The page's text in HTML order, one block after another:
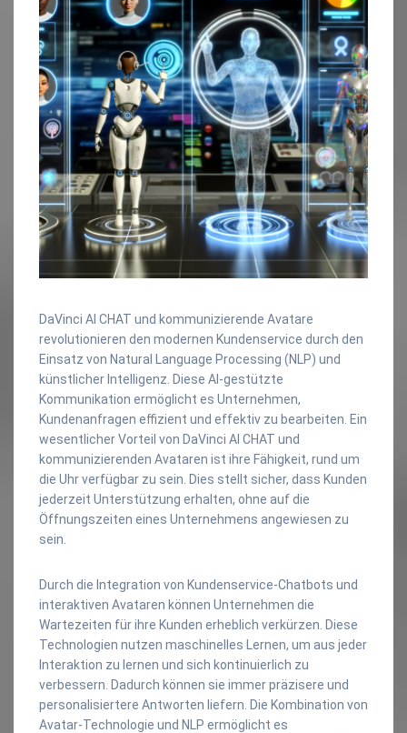
DaVinci AI CHAT und kommunizierende Avatare
revolutionieren den modernen Kundenservice durch den
Einsatz von Natural Language Processing (NLP) und
künstlicher Intelligenz. Diese AI-gestützte
Kommunikation ermöglicht es Unternehmen,
Kundenanfragen effizient und effektiv zu bearbeiten. Ein
wesentlicher Vorteil von DaVinci AI CHAT und
kommunizierenden Avataren ist ihre Fähigkeit, rund um
die Uhr verfügbar zu sein. Dies stellt sicher, dass Kunden
jederzeit Unterstützung erhalten, ohne auf die
Öffnungszeiten eines Unternehmens angewiesen zu
sein.
Durch die Integration von Kundenservice-Chatbots und
interaktiven Avataren können Unternehmen die
Wartezeiten für ihre Kunden erheblich verkürzen. Diese
Technologien nutzen maschinelles Lernen, um aus jeder
Interaktion zu lernen und sich kontinuierlich zu
verbessern. Dadurch können sie immer präzisere und
personalisiertere Antworten liefern. Die Kombination von
Avatar-Technologie und NLP ermöglicht es